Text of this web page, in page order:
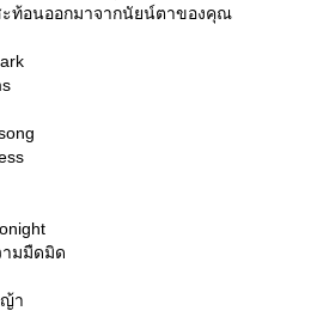
ะท้อนออกมาจากนัยน์ตาของคุณ
ามมืดมิด
า